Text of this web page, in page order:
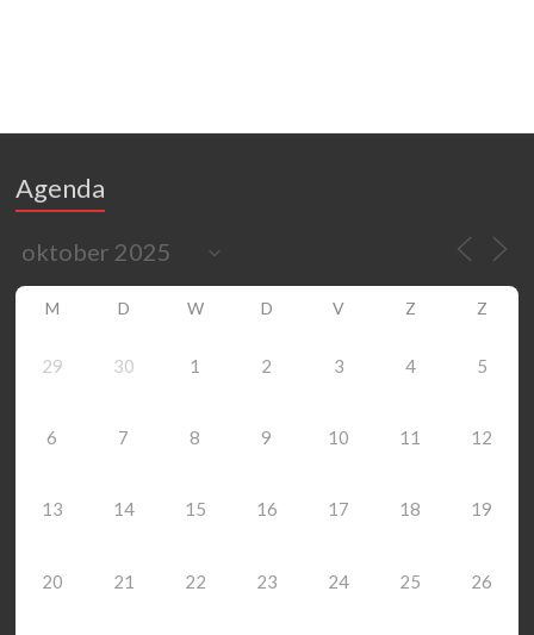
Agenda
M D W D V Z Z
29 30 1 2 3 4 5
6 7 8 9 10 11 12
13 14 15 16 17 18 19
20 21 22 23 24 25 26